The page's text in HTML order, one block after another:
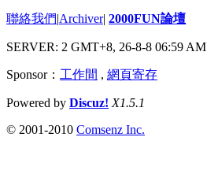
聯絡我們|Archiver| 2000FUN論壇
SERVER: 2 GMT+8, 26-8-8 06:59 AM
Sponsor： 工作間 , 網頁寄存
Powered by Discuz! X1.5.1
© 2001-2010 Comsenz Inc.